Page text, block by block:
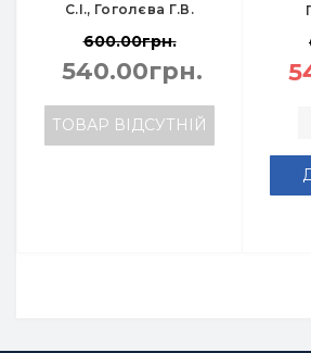
С.І., Гоголєва Г.В.
600.00грн.
540.00грн.
ТОВАР ВІДСУТНІЙ